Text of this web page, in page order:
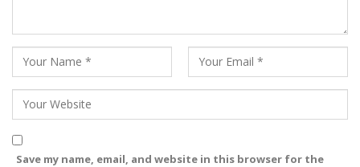
Save my name, email, and website in this browser for the